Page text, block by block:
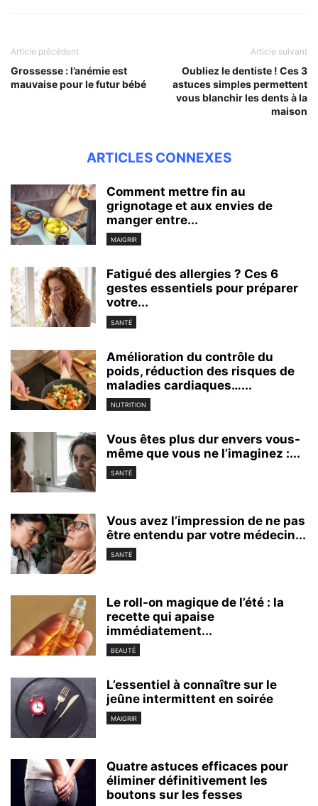
Article précédent
Grossesse : l’anémie est
mauvaise pour le futur bébé
Article suivant
Oubliez le dentiste ! Ces 3
astuces simples permettent
vous blanchir les dents à la
maison
ARTICLES CONNEXES
Comment mettre fin au
grignotage et aux envies de
manger entre...
MAIGRIR
Fatigué des allergies ? Ces 6
gestes essentiels pour préparer
votre...
SANTÉ
Amélioration du contrôle du
poids, réduction des risques de
maladies cardiaques…...
NUTRITION
Vous êtes plus dur envers vous-
même que vous ne l’imaginez :...
SANTÉ
Vous avez l’impression de ne pas
être entendu par votre médecin...
SANTÉ
Le roll-on magique de l’été : la
recette qui apaise
immédiatement...
BEAUTÉ
L’essentiel à connaître sur le
jeûne intermittent en soirée
MAIGRIR
Quatre astuces efficaces pour
éliminer définitivement les
boutons sur les fesses